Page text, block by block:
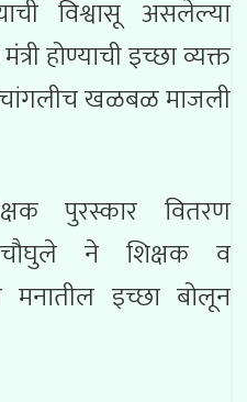
विश्वासू असलेल्या
होण्याची इच्छा व्यक्त
खळबळ माजली
पुरस्कार वितरण
चौघुले ने शिक्षक व
मनातील इच्छा बोलून